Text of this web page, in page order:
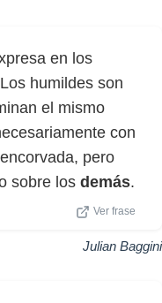
en los
humildes son
el mismo
con
pero
sobre los demás.
Ver frase
Julian Baggini